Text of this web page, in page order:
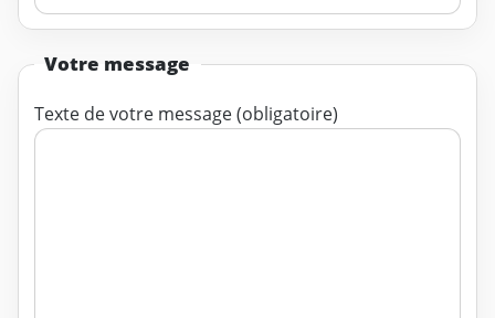
Votre message
Texte de votre message (obligatoire)